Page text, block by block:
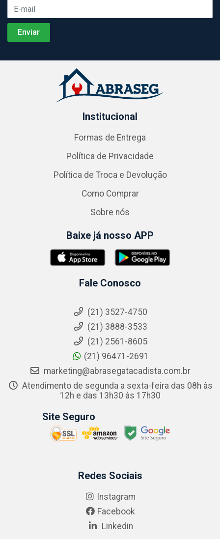
Institucional
Formas de Entrega
Política de Privacidade
Política de Troca e Devolução
Como Comprar
Sobre nós
Baixe já nosso APP
Fale Conosco
(21) 3527-4750
(21) 3888-3533
(21) 2561-8605
(21) 96471-2691
marketing@abrasegatacadista.com.br
Atendimento de segunda a sexta-feira das 08h às
12h e das 13h30 às 17h30
Site Seguro
Redes Sociais
Instagram
Facebook
Linkedin